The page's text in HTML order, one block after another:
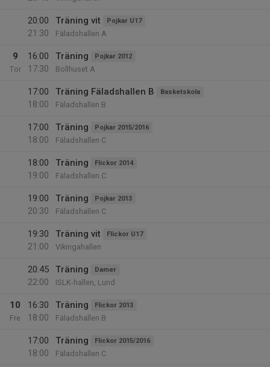
20:00
21:30
Träning vit Pojkar U17
Fäladshallen A
9
Tor
16:00
17:30
Träning Pojkar 2012
Bollhuset A
17:00
18:00
Träning Fäladshallen B Basketskola
Fäladshallen B
17:00
18:00
Träning Pojkar 2015/2016
Fäladshallen C
18:00
19:00
Träning Flickor 2014
Fäladshallen C
19:00
20:30
Träning Pojkar 2013
Fäladshallen C
19:30
21:00
Träning vit Flickor U17
Vikingahallen
20:45
22:00
Träning Damer
ISLK-hallen, Lund
10
Fre
16:30
18:00
Träning Flickor 2013
Fäladshallen B
17:00
18:00
Träning Flickor 2015/2016
Fäladshallen C